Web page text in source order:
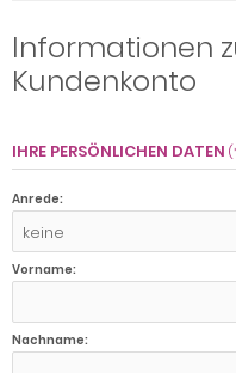
Informationen
Kundenkonto
IHRE PERSÖNLICHEN DATEN
Anrede:
keine
Vorname:
Nachname: